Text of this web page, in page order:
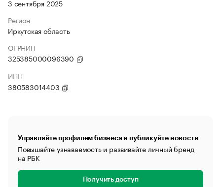
3 сентября 2025
Регион
Иркутская область
ОГРНИП
325385000096390
ИНН
380583014403
Управляйте профилем бизнеса и публикуйте новости
Повышайте узнаваемость и развивайте личный бренд
на РБК
Получить доступ